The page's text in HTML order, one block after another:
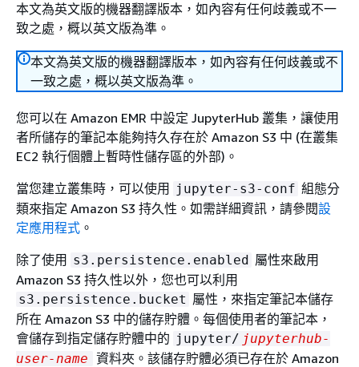
本文為英文版的機器翻譯版本，如內容有任何歧義或不一
致之處，概以英文版為準。
本文為英文版的機器翻譯版本，如內容有任何歧義或不
一致之處，概以英文版為準。
您可以在 Amazon EMR 中設定 JupyterHub 叢集，讓使用
者所儲存的筆記本能夠持久存在於 Amazon S3 中 (在叢集
EC2 執行個體上暫時性儲存區的外部)。
當您建立叢集時，可以使用
jupyter-s3-conf 組態分
類來指定 Amazon S3 持久性。如需詳細資訊，請參閱設
定應用程式 。
除了使用 s3.persistence.enabled 屬性來啟用
Amazon S3 持久性以外，您也可以利用
s3.persistence.bucket 屬性，來指定筆記本儲存
所在 Amazon S3 中的儲存貯體。每個使用者的筆記本，
會儲存到指定儲存貯體中的 jupyter/ jupyterhub-
user-name 資料夾。該儲存貯體必須已存在於 Amazon